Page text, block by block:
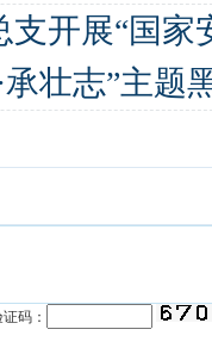
支开展“国家
壮志”主题
码：